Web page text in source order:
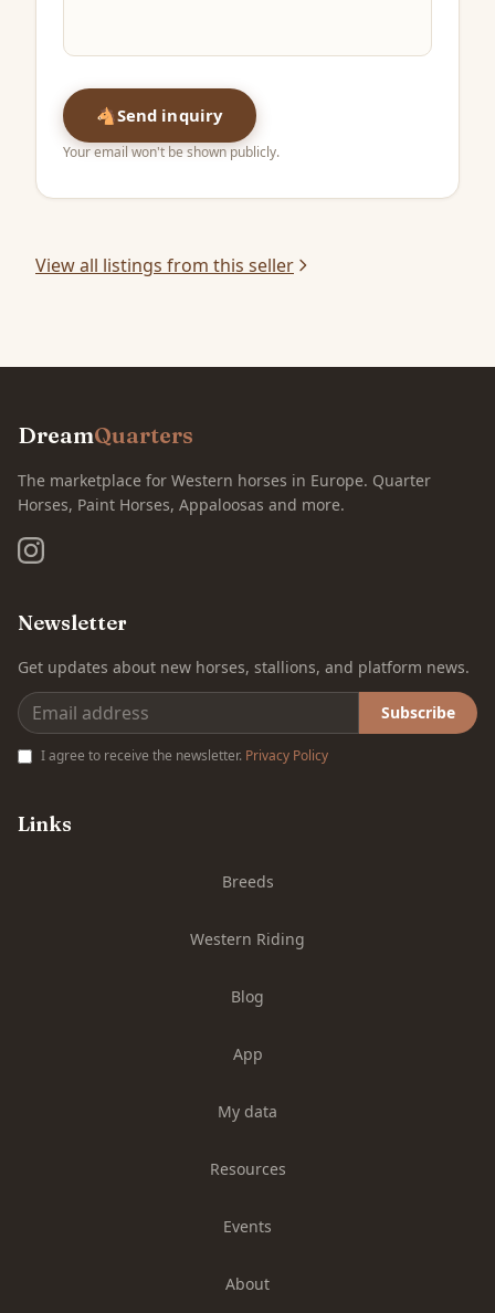
🐴Send inquiry
Your email won't be shown publicly.
View all listings from this seller
DreamQuarters
The marketplace for Western horses in Europe. Quarter
Horses, Paint Horses, Appaloosas and more.
Newsletter
Get updates about new horses, stallions, and platform news.
Subscribe
I agree to receive the newsletter. Privacy Policy
Links
Breeds
Western Riding
Blog
App
My data
Resources
Events
About